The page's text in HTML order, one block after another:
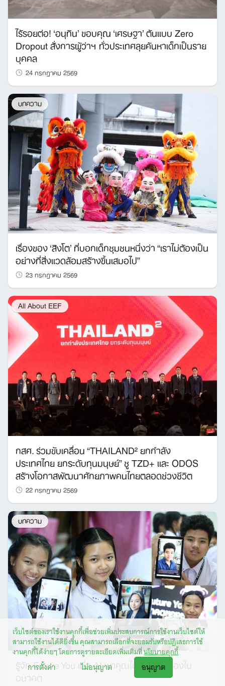
เว็บไซต์ของเราใช้งานคุกกี้เพื่อช่วยเพิ่มประสบการณ์การใช้งานเว็บไซต์ให้
สามารถใช้งานได้ดียิ่งขึ้น คุณสามารถเลือกที่จะยอมรับหรือปฏิเสธการใช้
งานคุกกี้ได้ง่ายๆ โดยการดูรายละเอียดเพิ่มเติมที่นโยบายคุกกี้
การตั้งค่า ไม่อนุญาต อนุญาต
ไร้รอยต่อ! ‘อนุทิน’ ขอบคุณ ‘เศรษฐา’ ต้นแบบ Zero
Dropout สั่งการผู้ว่าฯ ทั่วประเทศลุยค้นหาเด็กเป็นราย
บุคคล
24 กรกฎาคม 2569
บทความ
เรื่องของ ‘สิงโต’ ที่บอกเด็กชุมชนหนึ่งว่า “เราไม่ต้องเป็น
อย่างที่สิ่งแวดล้อมสร้างขึ้นเสมอไป”
23 กรกฎาคม 2569
All About EEF
กสศ. ร่วมขับเคลื่อน “THAILAND² ยกกำลัง
ประเทศไทย ยกระดับทุนมนุษย์” ชู TZD+ และ ODOS
สร้างโอกาสพัฒนาศักยภาพคนไทยตลอดช่วงชีวิต
22 กรกฎาคม 2569
บทความ
รู้จัก Future You เมื่อ AI พาคุณไปพบกับตัวเองใน